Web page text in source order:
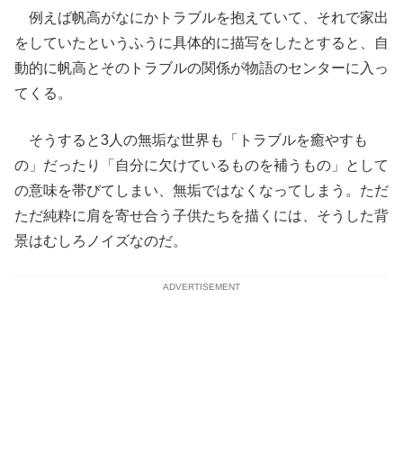
例えば帆高がなにかトラブルを抱えていて、それで家出
をしていたというふうに具体的に描写をしたとすると、自
動的に帆高とそのトラブルの関係が物語のセンターに入っ
てくる。
そうすると3人の無垢な世界も「トラブルを癒やすも
の」だったり「自分に欠けているものを補うもの」として
の意味を帯びてしまい、無垢ではなくなってしまう。ただ
ただ純粋に肩を寄せ合う子供たちを描くには、そうした背
景はむしろノイズなのだ。
ADVERTISEMENT